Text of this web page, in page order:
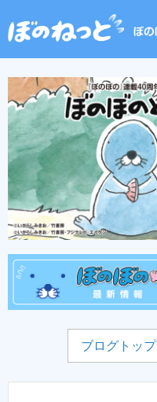
ブログトップ